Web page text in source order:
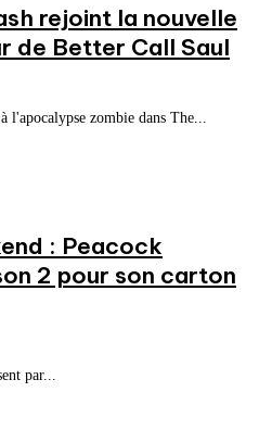
rejoint la nouvelle
de Better Call Saul
l'apocalypse zombie dans The...
: Peacock
2 pour son carton
par...